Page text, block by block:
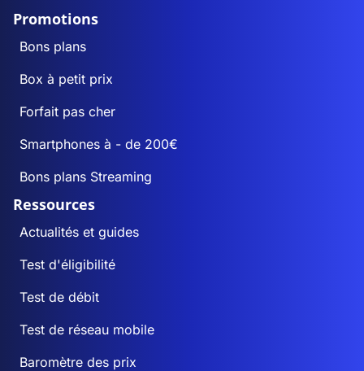
Promotions
Bons plans
Box à petit prix
Forfait pas cher
Smartphones à - de 200€
Bons plans Streaming
Ressources
Actualités et guides
Test d'éligibilité
Test de débit
Test de réseau mobile
Baromètre des prix